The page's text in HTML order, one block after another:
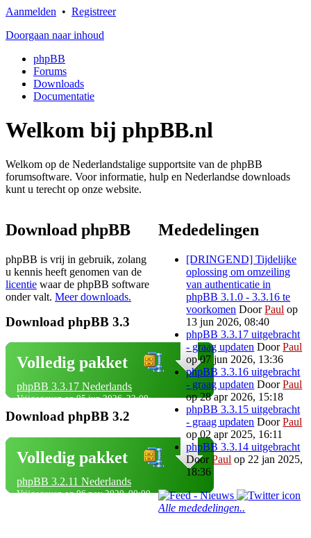
Aanmelden • Registreer
Doorgaan naar inhoud
phpBB
Forums
Downloads
Documentatie
Welkom bij phpBB.nl
Welkom op de Nederlandstalige supportsite van de phpBB
forumsoftware. Voor informatie, hulp en Nederlandse downloads
kunt u terecht op onze website.
Download phpBB
phpBB is vrij in gebruik, zolang
u kennis heeft genomen van de
licentie waar de phpBB software
onder valt. Meer downloads.
Download phpBB 3.3
Volledig pakket
phpBB 3.3.17 Nederlands
Vrijgegeven op 05 jun 2026, 23:00
Download phpBB 3.2
Volledig pakket
phpBB 3.2.11 Nederlands
Vrijgegeven op 06 nov 2020, 00:00
Mededelingen
[DRINGEND] Tijdelijke
oplossing om omzeiling
van authenticatie in
phpBB 3.1.0 - 3.3.16 te
voorkomen DoorPaul op
13 jun 2026, 08:40
phpBB 3.3.17 uitgebracht
- graag updaten DoorPaul
op 07 jun 2026, 13:36
phpBB 3.3.16 uitgebracht
- graag updaten DoorPaul
op 28 apr 2026, 15:18
phpBB 3.3.15 uitgebracht
- graag updaten DoorPaul
op 02 apr 2025, 16:11
phpBB 3.3.14 uitgebracht
DoorPaul op 22 jan 2025,
18:36
Alle mededelingen..